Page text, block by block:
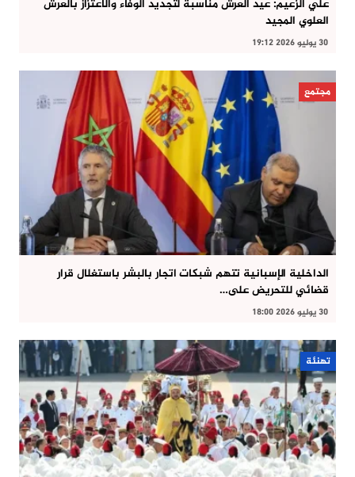
علي الزعيم: عيد العرش مناسبة لتجديد الوفاء والاعتزاز بالعرش
العلوي المجيد
30 يوليو 2026 19:12
مجتمع
الداخلية الإسبانية تتهم شبكات اتجار بالبشر باستغلال قرار
قضائي للتحريض على…
30 يوليو 2026 18:00
تهنئة